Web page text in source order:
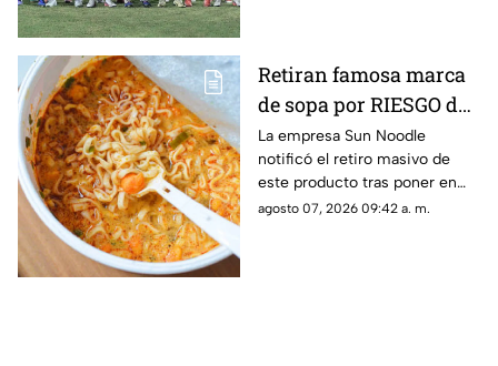
Retiran famosa marca
de sopa por RIESGO de
alergia; autoridades
piden no consumir el
producto
La empresa Sun Noodle
notificó el retiro masivo de
este producto tras poner en
riesgo a una parte de la
agosto 07, 2026 09:42 a. m.